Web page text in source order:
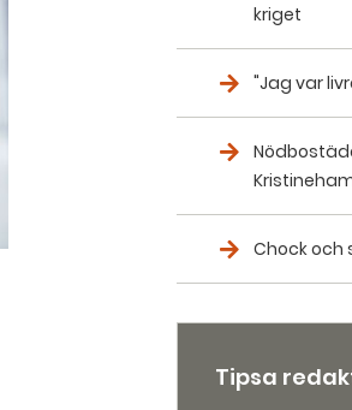
kriget
"Jag var
Chock och
Tipsa